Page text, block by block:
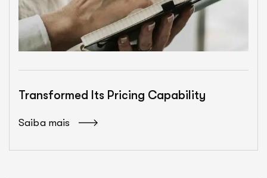
Transformed Its Pricing Capability
Saiba mais